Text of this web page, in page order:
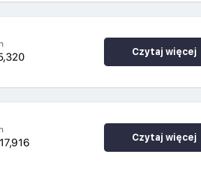
Czytaj więcej
Czytaj więcej